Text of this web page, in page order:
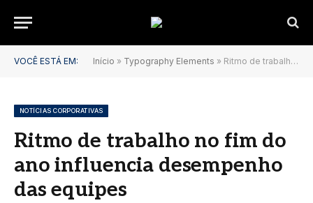
VOCÊ ESTÁ EM: Início » Typography Elements » Ritmo de trabalho no fim do ano influencia desempenho das equipes
NOTÍCIAS CORPORATIVAS
Ritmo de trabalho no fim do
ano influencia desempenho
das equipes